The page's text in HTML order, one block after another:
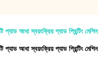
আধা স্বয়ংক্রিয় প্যাড প্রিন্টিং মেশিন
আধা স্বয়ংক্রিয় প্যাড প্রিন্টিং মেশিন